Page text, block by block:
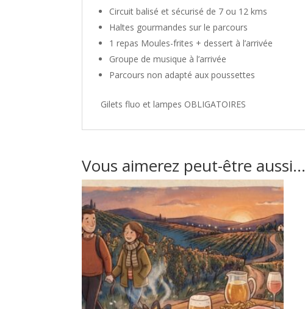
Circuit balisé et sécurisé de 7 ou 12 kms
Haltes gourmandes sur le parcours
1 repas Moules-frites + dessert à l’arrivée
Groupe de musique à l’arrivée
Parcours non adapté aux poussettes
Gilets fluo et lampes OBLIGATOIRES
Vous aimerez peut-être aussi…